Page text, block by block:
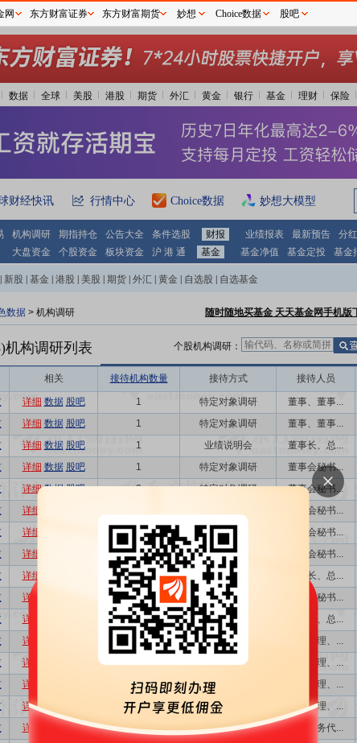
数据 全球 美股 港股 期货 外汇 黄金 银行 基金 理财 保险
财经快讯 行情中心 Choice数据 妙想大模型
机构调研 期指持仓 公告大全 条件选股 财报 业绩报表 最新预告 分
大盘资金 个股资金 板块资金 沪 港 通 基金 基金净值 基金定投 基金
新股 基金 港股 美股 期货 外汇 黄金 自选股 自选基金
数据 > 机构调研 随时随地买基金 天天基金网手机版
机构调研列表 个股机构调研：
相关 接待机构数量 接待方式 接待人员
详细 数据 股吧 1 特定对象调研 董事、董事...
详细 数据 股吧 1 特定对象调研 董事、董事...
详细 数据 股吧 1 业绩说明会 董事长、总...
详细 数据 股吧 1 特定对象调研 董事会秘书...
详细 数据 股吧 3 特定对象调研 董事会秘书...
详细 董事会秘书...
详细 8 特定对象调研 董事会秘书...
详细 8 特定对象调研 董事会秘书...
详细 1 业绩说明会 董事长、总...
详细 1 特定对象调研 董事会秘书...
详细 1 业绩说明会 董事长、总...
详细 2 特定对象调研 副总经理、...
详细 1 特定对象调研 副总经理、...
详细 6 特定对象调研 副总经理、...
详细 数据 1 特定对象调研 副总经理、...
详细 数据 股吧 2 特定对象调研 证券事务代...
网 东方财富证券 东方财富期货 妙想 Choice数据 股吧